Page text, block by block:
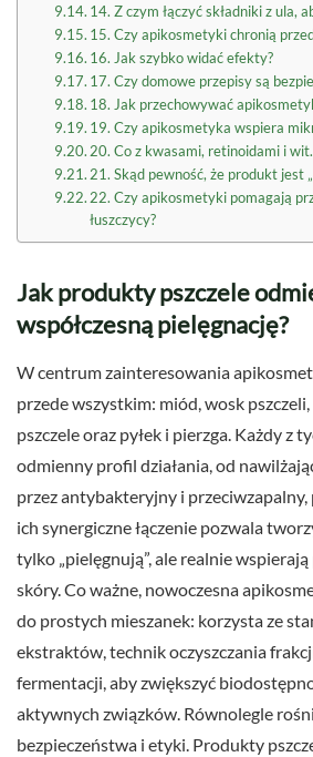
14. Z czym łączyć składniki z ula,
15. Czy apikosmetyki chronią
16. Jak szybko widać efekty?
17. Czy domowe przepisy są
18. Jak przechowywać
19. Czy apikosmetyka wspiera
20. Co z kwasami, retinoidami i
21. Skąd pewność, że produkt jest
22. Czy apikosmetyki pomagają
łuszczycy?
Jak produkty pszczele
współczesną pielęgnację?
W centrum zainteresowania
przede wszystkim: miód, wosk
pszczele oraz pyłek i pierzga. Każdy z
odmienny profil działania, od
przez antybakteryjny i
ich synergiczne łączenie pozwala
tylko „pielęgnują”, ale realnie
skóry. Co ważne, nowoczesna
do prostych mieszanek: korzysta ze
ekstraktów, technik oczyszczania
fermentacji, aby zwiększyć
aktywnych związków. Równolegle
bezpieczeństwa i etyki. Produkty